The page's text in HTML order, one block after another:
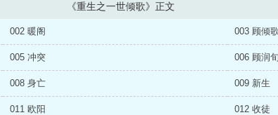
《重生之一世倾歌》正文
002 暖阁 003 顾倾
005 冲突 006 顾润
008 身亡 009 新生
011 欧阳 012 收徒